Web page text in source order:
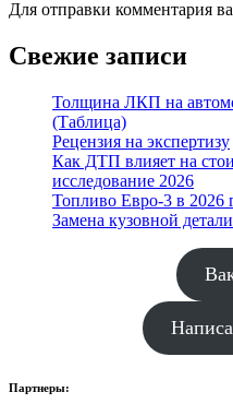
Для отправки комментария
Свежие записи
Толщина ЛКП на
(Таблица)
Рецензия на экспертизу
Как ДТП влияет на
исследование 2026
Топливо Евро-3 в 2026
Замена кузовной
Партнеры: